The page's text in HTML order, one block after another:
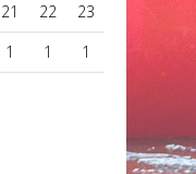
21 22
23
1 1 1